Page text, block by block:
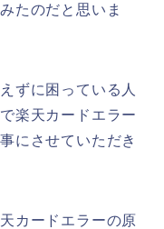
たのだと思いま
ずに困っている人
楽天カードエラー
にさせていただき
カードエラーの原